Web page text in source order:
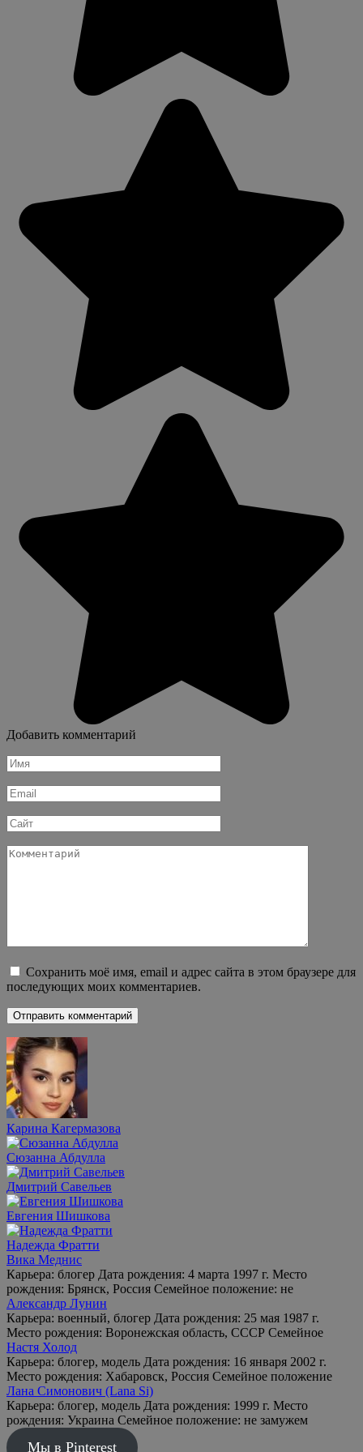
Добавить комментарий
Имя
*
Email
*
Сайт
Комментарий
Сохранить моё имя, email и адрес сайта в этом браузере для
последующих моих комментариев.
Карина Кагермазова
Сюзанна Абдулла
Дмитрий Савельев
Евгения Шишкова
Надежда Фратти
Вика Меднис
Карьера: блогер Дата рождения: 4 марта 1997 г. Место
рождения: Брянск, Россия Семейное положение: не
Александр Лунин
Карьера: военный, блогер Дата рождения: 25 мая 1987 г.
Место рождения: Воронежская область, СССР Семейное
Настя Холод
Карьера: блогер, модель Дата рождения: 16 января 2002 г.
Место рождения: Хабаровск, Россия Семейное положение
Лана Симонович (Lana Si)
Карьера: блогер, модель Дата рождения: 1999 г. Место
рождения: Украина Семейное положение: не замужем
Мы в Pinterest